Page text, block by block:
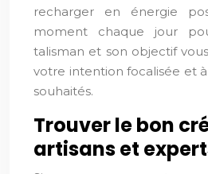
recharger en énergie
moment chaque jour
talisman et son objectif
votre intention focalisée et
souhaités.
Trouver le bon
artisans et